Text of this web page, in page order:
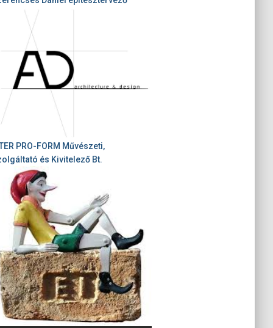
PRO-FORM Művészeti,
és Kivitelező Bt.